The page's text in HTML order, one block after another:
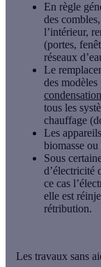
En règle
des
l’intérieur,
(portes,
réseaux
Le
des
condensation
tous les
chauffage
Les
biomasse
Sous
d’électricité
ce cas
elle est
rétribution.
Les travaux sans